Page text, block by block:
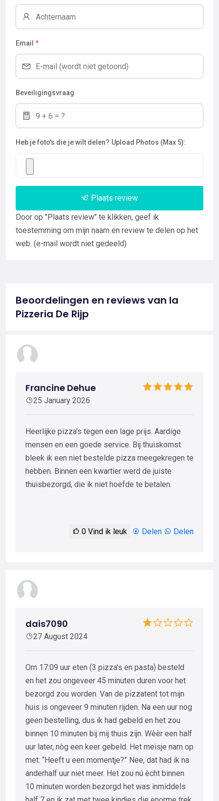
Email *
Beveiligingsvraag
Heb je foto's die je wilt delen? Upload Photos (Max 5):
Plaats review
Door op "Plaats review" te klikken, geef ik
toestemming om mijn naam en review te delen op het
web. (e-mail wordt niet gedeeld)
Beoordelingen en reviews van la
Pizzeria De Rijp
Francine Dehue
25 January 2026
Heerlijke pizza’s tegen een lage prijs. Aardige
mensen en een goede service. Bij thuiskomst
bleek ik een niet bestelde pizza meegekregen te
hebben. Binnen een kwartier werd de juiste
thuisbezorgd, die ik niet hoefde te betalen.
0 Vind ik leuk Delen Delen
dais7090
27 August 2024
Om 17:09 uur eten (3 pizza’s en pasta) besteld
en het zou ongeveer 45 minuten duren voor het
bezorgd zou worden. Van de pizzatent tot mijn
huis is ongeveer 9 minuten rijden. Na een uur nog
geen bestelling, dus ik had gebeld en het zou
binnen 10 minuten bij mij thuis zijn. Wèèr een half
uur later, nòg een keer gebeld. Het meisje nam op
met: “Heeft u een momentje?” Nee, dat had ik na
anderhalf uur niet meer. Het zou nú ècht binnen
10 minuten worden bezorgd het was inmiddels